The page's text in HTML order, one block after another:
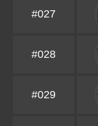
#027
#028
#029